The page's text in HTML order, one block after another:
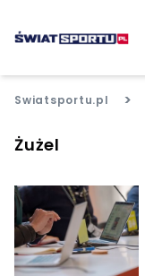
Swiatsportu.pl >
Żużel